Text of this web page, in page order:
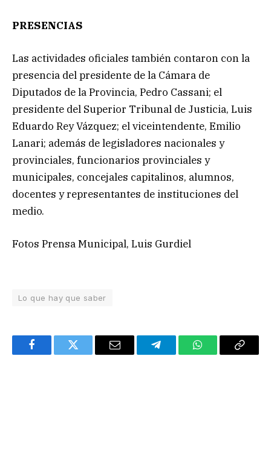
PRESENCIAS
Las actividades oficiales también contaron con la
presencia del presidente de la Cámara de
Diputados de la Provincia, Pedro Cassani; el
presidente del Superior Tribunal de Justicia, Luis
Eduardo Rey Vázquez; el viceintendente, Emilio
Lanari; además de legisladores nacionales y
provinciales, funcionarios provinciales y
municipales, concejales capitalinos, alumnos,
docentes y representantes de instituciones del
medio.
Fotos Prensa Municipal, Luis Gurdiel
Lo que hay que saber
FacebookTwitter Email TelegramWhatsAppCopy